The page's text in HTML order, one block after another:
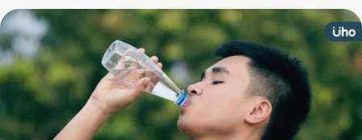
現明顯差異時，驚覺不對勁才就醫。對此，《優活健康網》特邀內
分泌專科醫師陳潔雯撰文，教你正確判斷甲狀腺症狀以及「3招」自
我檢測甲狀腺。